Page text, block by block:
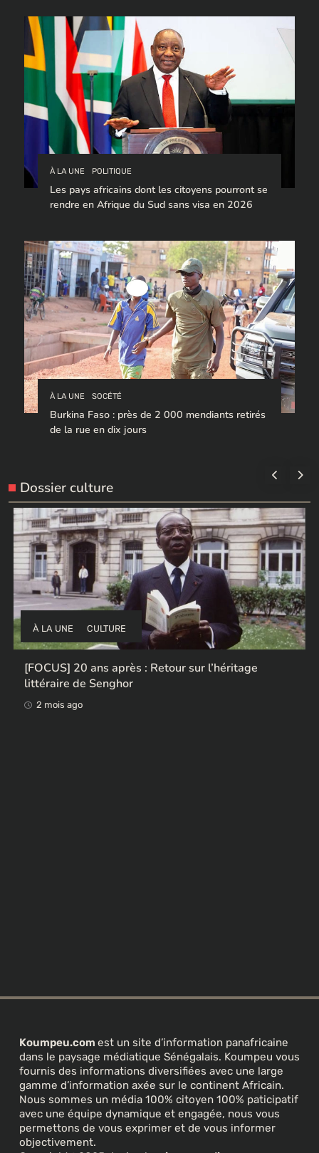
À LA UNE POLITIQUE
Les pays africains dont les citoyens pourront se
rendre en Afrique du Sud sans visa en 2026
À LA UNE SOCÉTÉ
Burkina Faso : près de 2 000 mendiants retirés
de la rue en dix jours
Dossier culture
À LA UNE CULTURE
[FOCUS] 20 ans après : Retour sur l’héritage
littéraire de Senghor
2 mois ago
Koumpeu.com est un site d’information panafricaine
dans le paysage médiatique Sénégalais. Koumpeu vous
fournis des informations diversifiées avec une large
gamme d’information axée sur le continent Africain.
Nous sommes un média 100% citoyen 100% paticipatif
avec une équipe dynamique et engagée, nous vous
permettons de vous exprimer et de vous informer
objectivement.